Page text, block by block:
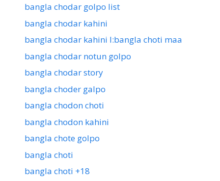
bangla chodar golpo list
bangla chodar kahini
bangla chodar kahini l:bangla choti maa
bangla chodar notun golpo
bangla chodar story
bangla choder galpo
bangla chodon choti
bangla chodon kahini
bangla chote golpo
bangla choti
bangla choti +18